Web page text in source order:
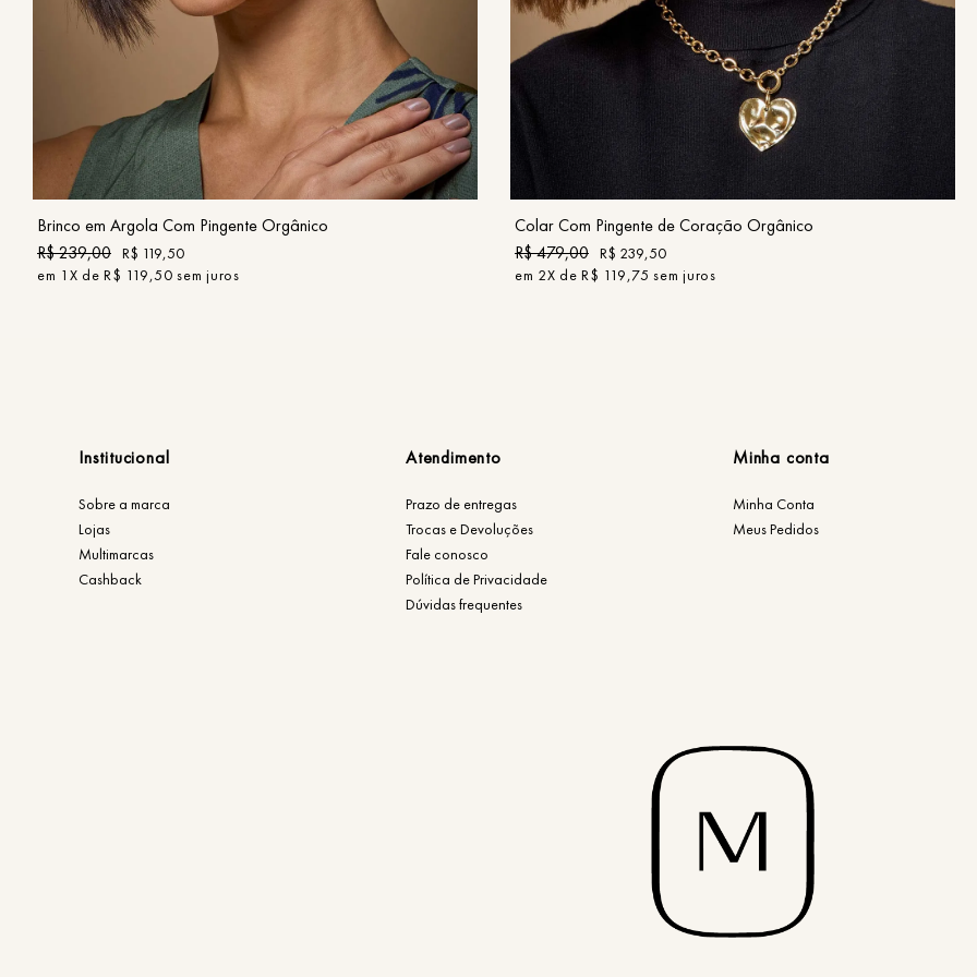
COMPRAR
Brinco em Argola Com Pingente Orgânico
R$239,00 R$ 119,50
em 1 X deR$ 119,50 sem juros
UN
COMPRAR
Colar Com Pingente de Coração Orgânico
R$479,00 R$ 239,50
em 2X deR$ 119,75 sem juros
Institucional
Sobre a marca
Lojas
Multimarcas
Cashback
Atendimento
Prazo de entregas
Trocas e Devoluções
Fale conosco
Política de Privacidade
Dúvidas frequentes
Minha conta
Minha Conta
Meus Pedidos